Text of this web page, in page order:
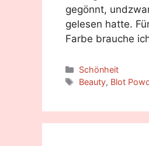
gegönnt,
gelesen hatte.
Farbe brauche
Categories
Schönheit
Tags
Beauty, Blot